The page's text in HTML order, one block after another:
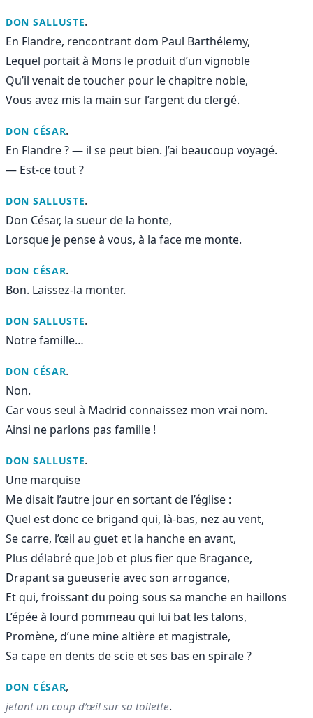
DON SALLUSTE.
En Flandre, rencontrant dom Paul Barthélemy,
Lequel portait à Mons le produit d’un vignoble
Qu’il venait de toucher pour le chapitre noble,
Vous avez mis la main sur l’argent du clergé.
DON CÉSAR.
En Flandre ? — il se peut bien. J’ai beaucoup voyagé.
— Est-ce tout ?
DON SALLUSTE.
Don César, la sueur de la honte,
Lorsque je pense à vous, à la face me monte.
DON CÉSAR.
Bon. Laissez-la monter.
DON SALLUSTE.
Notre famille…
DON CÉSAR.
Non.
Car vous seul à Madrid connaissez mon vrai nom.
Ainsi ne parlons pas famille !
DON SALLUSTE.
Une marquise
Me disait l’autre jour en sortant de l’église :
Quel est donc ce brigand qui, là-bas, nez au vent,
Se carre, l’œil au guet et la hanche en avant,
Plus délabré que Job et plus fier que Bragance,
Drapant sa gueuserie avec son arrogance,
Et qui, froissant du poing sous sa manche en haillons
L’épée à lourd pommeau qui lui bat les talons,
Promène, d’une mine altière et magistrale,
Sa cape en dents de scie et ses bas en spirale ?
DON CÉSAR,
jetant un coup d’œil sur sa toilette.